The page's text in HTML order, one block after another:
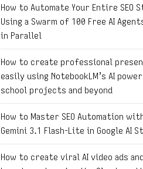
How to Automate Your Entire SEO
Using a Swarm of 100 Free AI
in Parallel
How to create professional
easily using NotebookLM’s AI
school projects and beyond
How to Master SEO Automation
Gemini 3.1 Flash-Lite in Google AI
How to create viral AI video ads